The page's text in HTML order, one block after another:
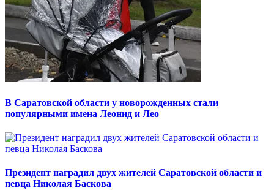
В Саратовской области у новорожденных стали
популярными имена Леонид и Лео
Президент наградил двух жителей Саратовской области и
певца Николая Баскова